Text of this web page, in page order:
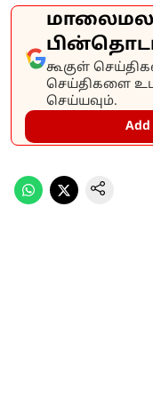
கூகுள்
செய்திகளை
செய்யவும்.
Add